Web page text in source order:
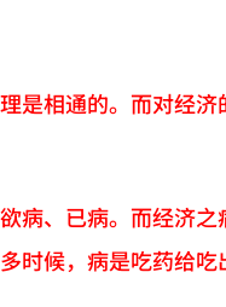
是相通的。而对经
病、已病。而经济
时候，病是吃药给